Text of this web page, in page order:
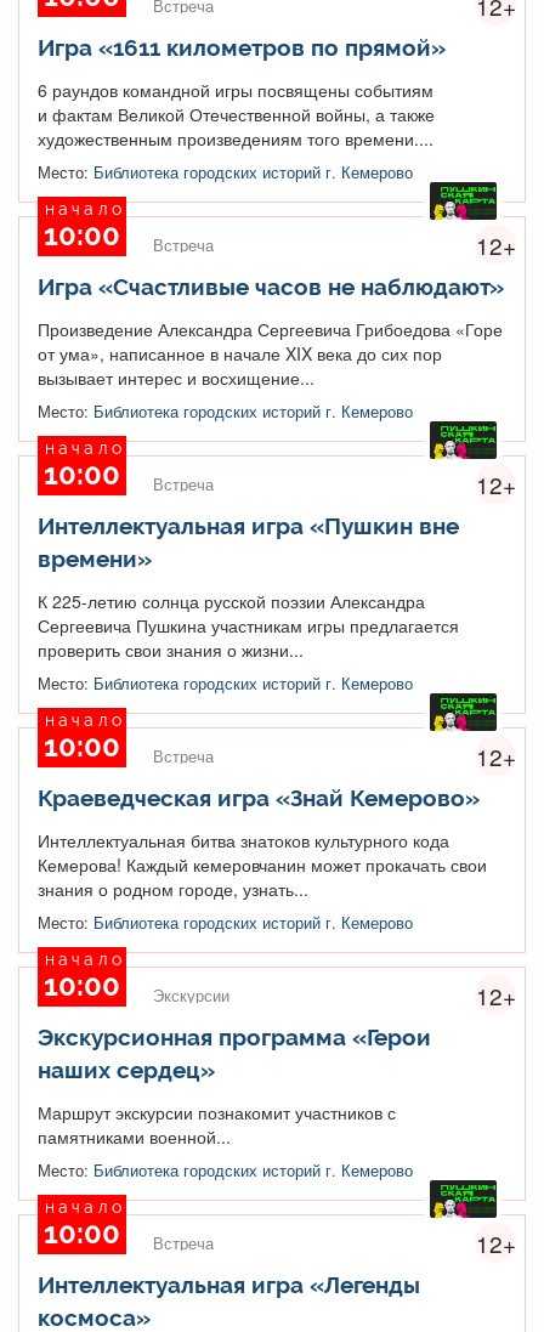
Встреча
Игра «1611 километров по прямой»
6 раундов командной игры посвящены событиям
и фактам Великой Отечественной войны, а также
художественным произведениям того времени....
Место: Библиотека городских историй г. Кемерово
12+
начало
10:00 Встреча
Игра «Счастливые часов не наблюдают»
Произведение Александра Сергеевича Грибоедова «Горе
от ума», написанное в начале XIX века до сих пор
вызывает интерес и восхищение...
Место: Библиотека городских историй г. Кемерово
12+
начало
10:00 Встреча
Интеллектуальная игра «Пушкин вне
времени»
К 225-летию солнца русской поэзии Александра
Сергеевича Пушкина участникам игры предлагается
проверить свои знания о жизни...
Место: Библиотека городских историй г. Кемерово
12+
начало
10:00 Встреча
Краеведческая игра «Знай Кемерово»
Интеллектуальная битва знатоков культурного кода
Кемерова! Каждый кемеровчанин может прокачать свои
знания о родном городе, узнать...
Место: Библиотека городских историй г. Кемерово
12+
начало
10:00 Экскурсии
Экскурсионная программа «Герои
наших сердец»
Маршрут экскурсии познакомит участников с
памятниками военной...
Место: Библиотека городских историй г. Кемерово
12+
начало
10:00 Встреча
Интеллектуальная игра «Легенды
космоса»